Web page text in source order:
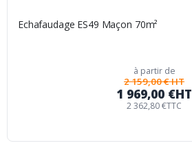
Echafaudage ES49 Maçon 70m²
à partir de
2 159,00 € HT
1 969,00 €HT
2 362,80 €TTC